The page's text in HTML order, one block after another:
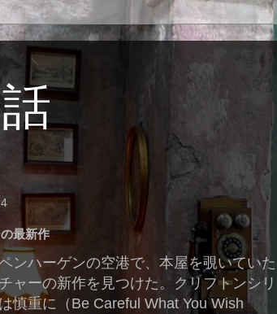
最新作
ンハーゲンの空港で、本屋を覗いていた
ャーの新作を見つけた。クリフトンシリ
慎重に（Be Careful What You Wish